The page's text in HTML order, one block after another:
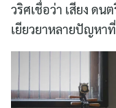
วริศเชื่อว่า เสียง ดน
เยียวยาหลายปัญหา